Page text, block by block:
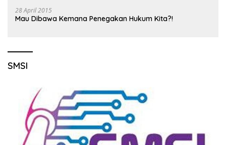
28 April 2015
Mau Dibawa Kemana Penegakan Hukum Kita?!
SMSI